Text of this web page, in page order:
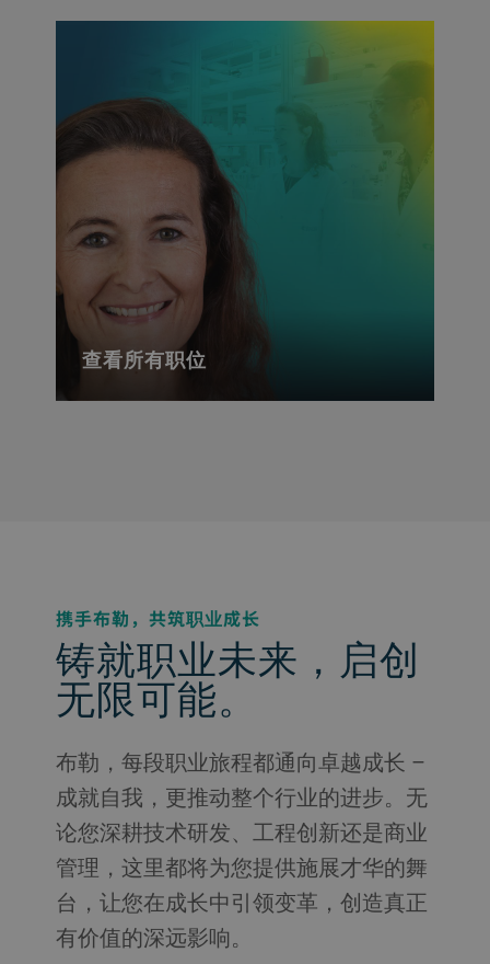
查看所有职位
携手布勒，共筑职业成长
铸就职业未来，启创
无限可能。
布勒，每段职业旅程都通向卓越成长 –
成就自我，更推动整个行业的进步。无
论您深耕技术研发、工程创新还是商业
管理，这里都将为您提供施展才华的舞
台，让您在成长中引领变革，创造真正
有价值的深远影响。